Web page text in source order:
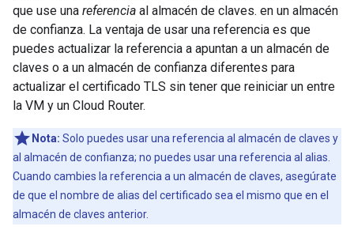
que use una referencia al almacén de claves. en un almacén
de confianza. La ventaja de usar una referencia es que
puedes actualizar la referencia a apuntan a un almacén de
claves o a un almacén de confianza diferentes para
actualizar el certificado TLS sin tener que reiniciar un entre
la VM y un Cloud Router.
Nota: Solo puedes usar una referencia al almacén de claves y
al almacén de confianza; no puedes usar una referencia al alias.
Cuando cambies la referencia a un almacén de claves, asegúrate
de que el nombre de alias del certificado sea el mismo que en el
almacén de claves anterior.